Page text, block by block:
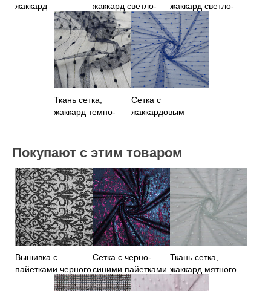
жаккард
абрикосового
жаккард светло-
голубая
жаккард светло-
сиреневая
Ткань сетка,
жаккард темно-
Сетка с
жаккардовым
Покупают с этим товаром
Вышивка с
пайетками черного
Сетка с черно-
синими пайетками
Ткань сетка,
жаккард мятного
цвета